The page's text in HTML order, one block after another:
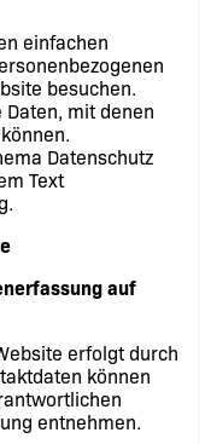
einfachen
besuchen.
Daten, mit denen
Datenschutz
Text
auf
erfolgt durch
können
entnehmen.